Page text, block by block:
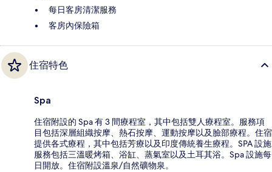
每日客房清潔服務
客房內保險箱
住宿特色
Spa
住宿附設的 Spa 有 3 間療程室，其中包括雙人療程室。服務項
目包括深層組織按摩、熱石按摩、運動按摩以及臉部療程。住宿
提供各式療程，其中包括芳療以及印度傳統養生療程。SPA 設施
服務包括三溫暖烤箱、浴缸、蒸氣室以及土耳其浴。Spa 設施每
日開放。住宿附設溫泉/自然礦物泉。